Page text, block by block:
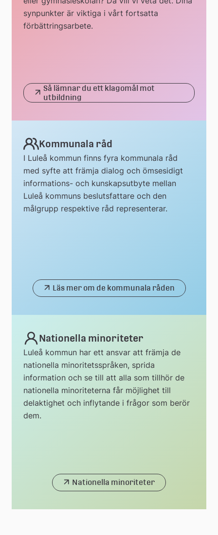
synpunkter är viktiga i vårt fortsatta
förbättringsarbete.
Så lämnar du ett klagomål mot
utbildning
Kommunala råd
I Luleå kommun finns fyra kommunala råd
med syfte att främja dialog och ömsesidigt
informations- och kunskapsutbyte mellan
Luleå kommuns beslutsfattare och den
målgrupp respektive råd representerar.
Läs mer om de kommunala råden
Nationella minoriteter
Luleå kommun har ett ansvar att främja de
nationella minoritetsspråken, sprida
information och se till att alla som tillhör de
nationella minoriteterna får möjlighet till
delaktighet och inflytande i frågor som berör
dem.
Nationella minoriteter